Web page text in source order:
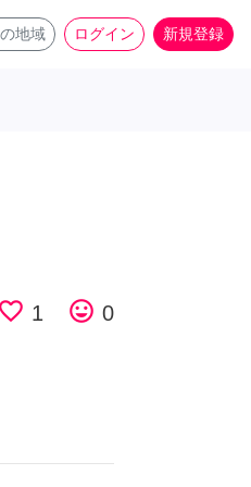
地域 ログイン 新規登録
favorite_border 1 tag_faces 0